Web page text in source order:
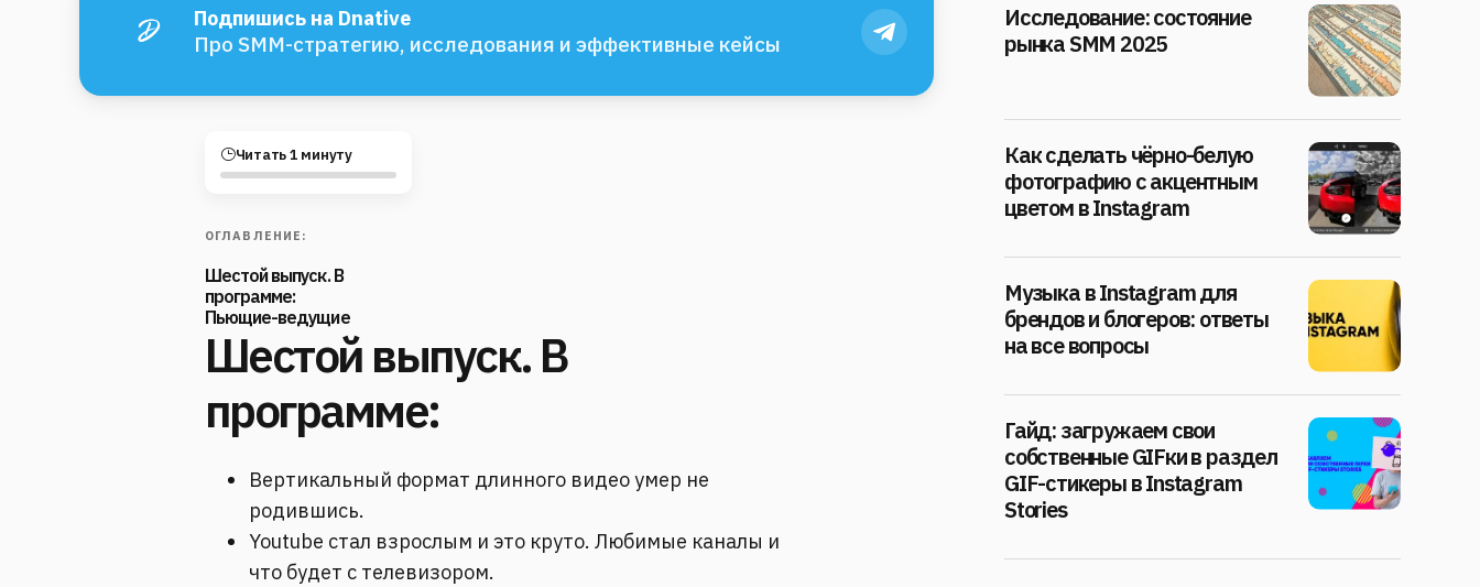
Подпишись на Dnative
Про SMM-стратегию, исследования и эффективные кейсы
Читать 1 минуту
ОГЛАВЛЕНИЕ:
Шестой выпуск. В
программе:
Пьющие-ведущие
Шестой выпуск. В
программе:
Вертикальный формат длинного видео умер не
родившись.
Youtube стал взрослым и это круто. Любимые каналы и
что будет с телевизором.
Исследование: состояние
рынка SMM 2025
Как сделать чёрно-белую
фотографию с акцентным
цветом в Instagram
Музыка в Instagram для
брендов и блогеров: ответы
на все вопросы
Гайд: загружаем свои
собственные GIFки в раздел
GIF-стикеры в Instagram
Stories